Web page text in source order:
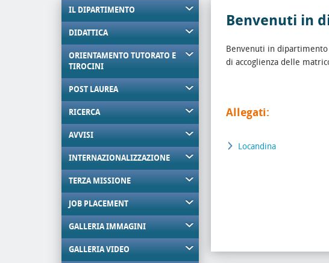
IL DIPARTIMENTO
DIDATTICA
ORIENTAMENTO TUTORATO E
TIROCINI
POST LAUREA
RICERCA
AVVISI
INTERNAZIONALIZZAZIONE
TERZA MISSIONE
JOB PLACEMENT
GALLERIA IMMAGINI
GALLERIA VIDEO
Benvenuti in
Benvenuti in
di accoglienza delle
Allegati:
Locandina